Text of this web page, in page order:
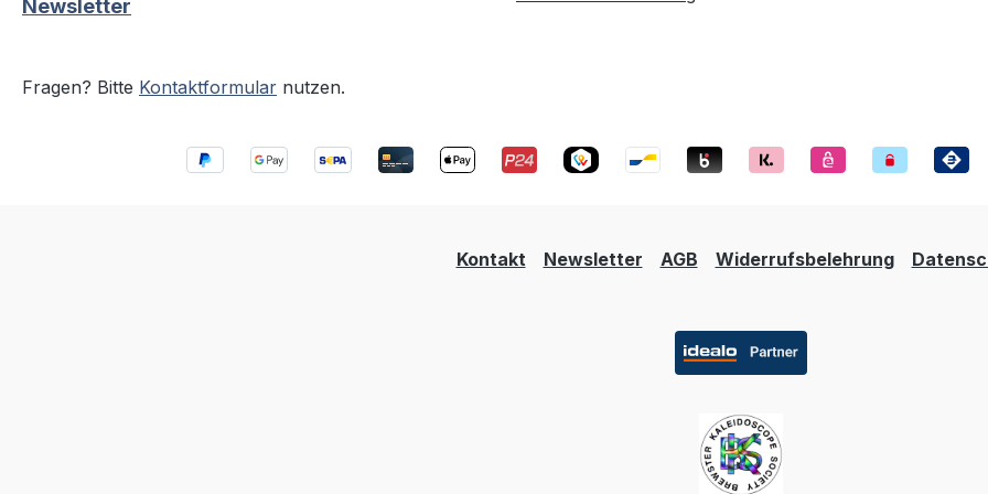
Newsletter
Fragen? Bitte Kontaktformular nutzen.
Kontakt Newsletter AGB Widerrufsbelehrung